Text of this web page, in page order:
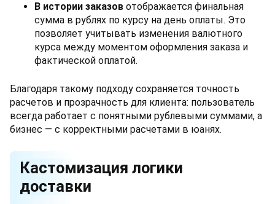
В истории заказов отображается финальная
сумма в рублях по курсу на день оплаты. Это
позволяет учитывать изменения валютного
курса между моментом оформления заказа и
фактической оплатой.
Благодаря такому подходу сохраняется точность
расчетов и прозрачность для клиента: пользователь
всегда работает с понятными рублевыми суммами, а
бизнес — с корректными расчетами в юанях.
Кастомизация логики
доставки